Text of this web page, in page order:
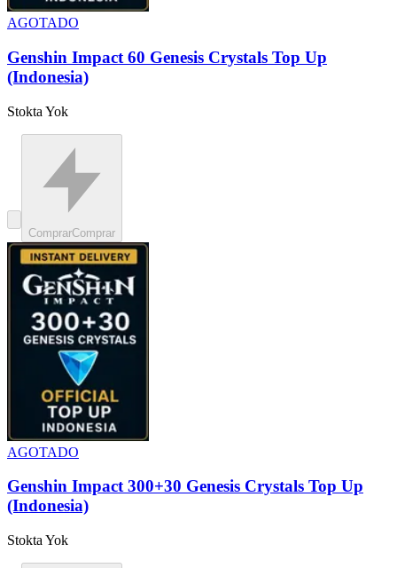
AGOTADO
Genshin Impact 60 Genesis Crystals Top Up
(Indonesia)
Stokta Yok
ComprarComprar
AGOTADO
Genshin Impact 300+30 Genesis Crystals Top Up
(Indonesia)
Stokta Yok